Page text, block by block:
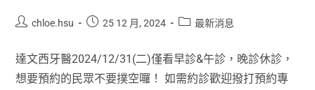
chloe.hsu 25 12 月, 2024 最新消息
達文西牙醫2024/12/31(二)僅看早診&午診，晚診休診，
想要預約的民眾不要撲空囉！ 如需約診歡迎撥打預約專